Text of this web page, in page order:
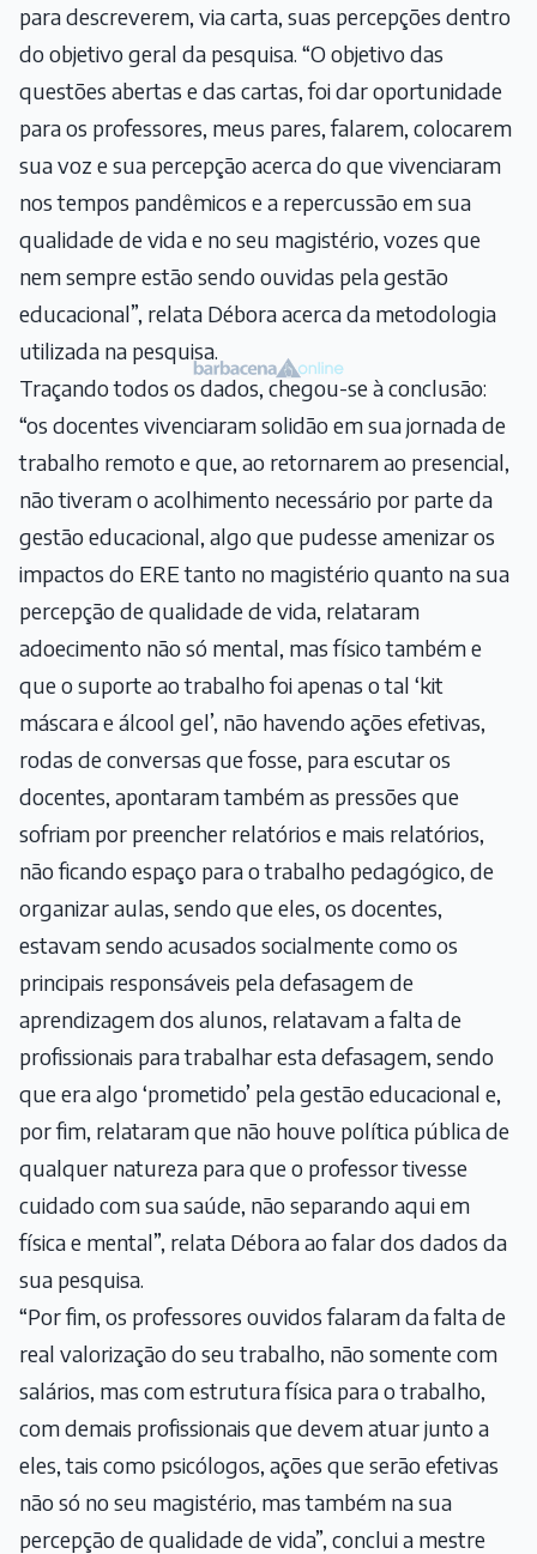
para descreverem, via carta, suas percepções dentro
do objetivo geral da pesquisa. “O objetivo das
questões abertas e das cartas, foi dar oportunidade
para os professores, meus pares, falarem, colocarem
sua voz e sua percepção acerca do que vivenciaram
nos tempos pandêmicos e a repercussão em sua
qualidade de vida e no seu magistério, vozes que
nem sempre estão sendo ouvidas pela gestão
educacional”, relata Débora acerca da metodologia
utilizada na pesquisa.
Traçando todos os dados, chegou-se à conclusão:
“os docentes vivenciaram solidão em sua jornada de
trabalho remoto e que, ao retornarem ao presencial,
não tiveram o acolhimento necessário por parte da
gestão educacional, algo que pudesse amenizar os
impactos do ERE tanto no magistério quanto na sua
percepção de qualidade de vida, relataram
adoecimento não só mental, mas físico também e
que o suporte ao trabalho foi apenas o tal ‘kit
máscara e álcool gel’, não havendo ações efetivas,
rodas de conversas que fosse, para escutar os
docentes, apontaram também as pressões que
sofriam por preencher relatórios e mais relatórios,
não ficando espaço para o trabalho pedagógico, de
organizar aulas, sendo que eles, os docentes,
estavam sendo acusados socialmente como os
principais responsáveis pela defasagem de
aprendizagem dos alunos, relatavam a falta de
profissionais para trabalhar esta defasagem, sendo
que era algo ‘prometido’ pela gestão educacional e,
por fim, relataram que não houve política pública de
qualquer natureza para que o professor tivesse
cuidado com sua saúde, não separando aqui em
física e mental”, relata Débora ao falar dos dados da
sua pesquisa.
“Por fim, os professores ouvidos falaram da falta de
real valorização do seu trabalho, não somente com
salários, mas com estrutura física para o trabalho,
com demais profissionais que devem atuar junto a
eles, tais como psicólogos, ações que serão efetivas
não só no seu magistério, mas também na sua
percepção de qualidade de vida”, conclui a mestre